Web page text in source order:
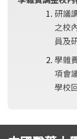
研議
之校
員及
學雜
項會
學校